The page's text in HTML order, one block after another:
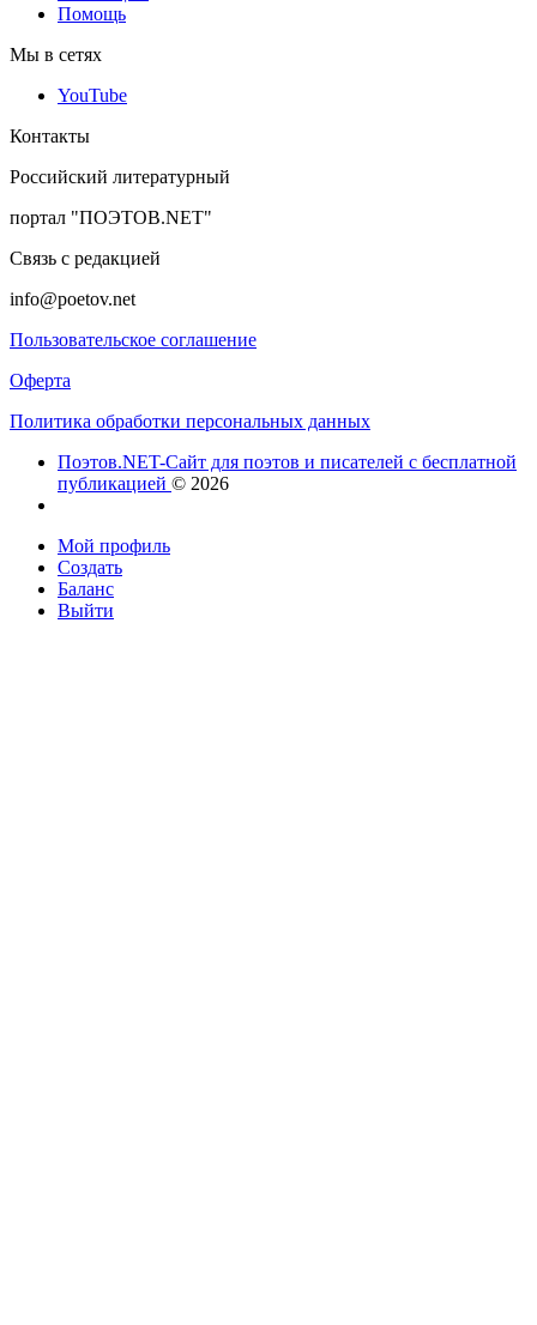
Помощь
Мы в сетях
YouTube
Контакты
Российский литературный
портал "ПОЭТОВ.NET"
Связь с редакцией
info@poetov.net
Пользовательское соглашение
Оферта
Политика обработки персональных данных
Поэтов.NET-Сайт для поэтов и писателей с бесплатной
публикацией © 2026
Мой профиль
Создать
Баланс
Выйти